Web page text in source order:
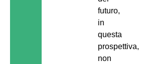
futuro,
in
questa
prospettiva,
non